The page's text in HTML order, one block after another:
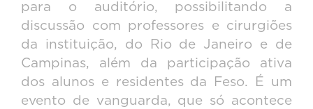
para o auditório, possibilitando a
discussão com professores e cirurgiões
da instituição, do Rio de Janeiro e de
Campinas, além da participação ativa
dos alunos e residentes da Feso. É um
evento de vanguarda, que só acontece